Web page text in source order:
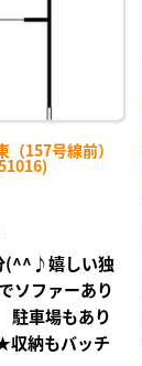
157号線前）
(^^♪嬉しい独
ソファーあり
駐車場もあり
収納もバッチ